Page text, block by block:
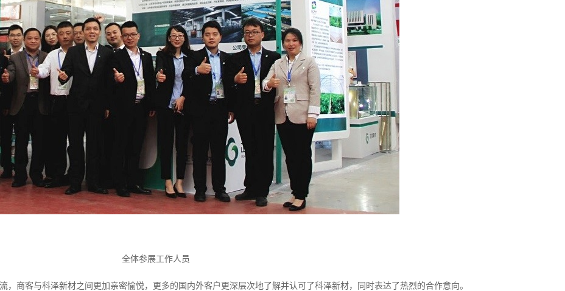
全体参展工作人员
，商客与科泽新材之间更加亲密愉悦，更多的国内外客户更深层次地了解并认可了科泽新材，同时表达了热烈的合作意向。